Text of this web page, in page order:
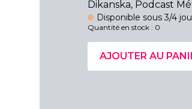
Dikanska, Podcast
Disponible sous 3/4
Quantité en stock : 0
AJOUTER AU